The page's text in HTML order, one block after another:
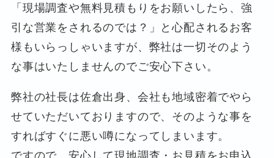
「現場調査や無料見積もりをお願いしたら、強
引な営業をされるのでは？」と心配されるお客
様もいらっしゃいますが、弊社は一切そのよう
な事はいたしませんのでご安心下さい。
弊社の社長は佐倉出身、会社も地域密着でやら
せていただいておりますので、そのような事を
すればすぐに悪い噂になってしまいます。
ですので、安心して現地調査・お見積をお申込